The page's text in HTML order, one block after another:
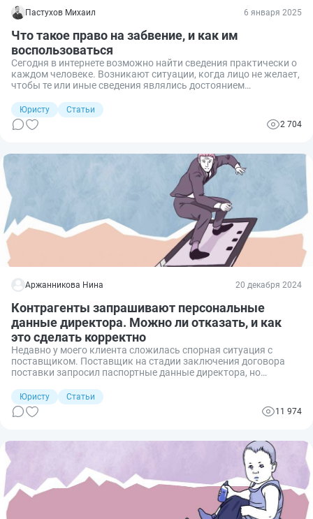
Пастухов Михаил 6 января 2025
Что такое право на забвение, и как им
воспользоваться
Сегодня в интернете возможно найти сведения практически о
каждом человеке. Возникают ситуации, когда лицо не желает,
чтобы те или иные сведения являлись достоянием
как ограничить доступ к такой информации. Разберем, в чем
заключается право на забвение, какова его реализация и кто
им может воспользоваться.
Юристу
Статьи
2 704
Аржанникова Нина 20 декабря 2024
Контрагенты запрашивают персональные
данные директора. Можно ли отказать, и как
это сделать корректно
Недавно у моего клиента сложилась спорная ситуация с
поставщиком. Поставщик на стадии заключения договора
поставки запросил паспортные данные директора, но
данные не нужны для заключения договора. Поставщик в
свою очередь отказался подписывать договор поставки, хотя
учредительные документы ООО предоставлены полностью.
рамках проверки на добросовестность и осмотрительность
запросить паспортные данные директора, и зачем
контрагенты запрашивают персданные директора
организации, можно ли отказать в их предоставлении и на
основании чего? Разбираемся.
Юристу
Статьи
11 974